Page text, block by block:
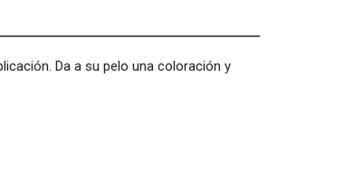
Da a su pelo una coloración y